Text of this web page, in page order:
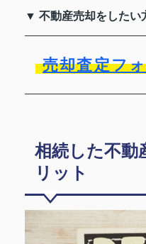
▼ 不動産売却をしたい
売却査定フ
相続した不動
リット